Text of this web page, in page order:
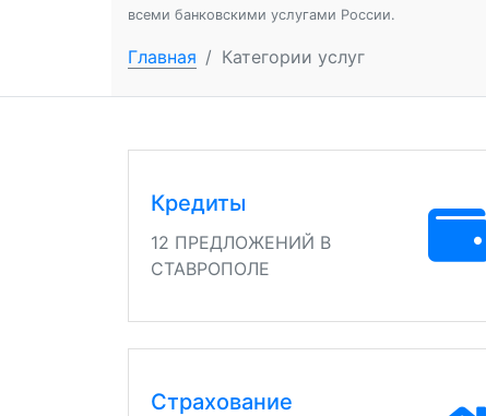
всеми банковскими услугами России.
Главная / Категории услуг
Кредиты
12 ПРЕДЛОЖЕНИЙ В
СТАВРОПОЛЕ
Страхование